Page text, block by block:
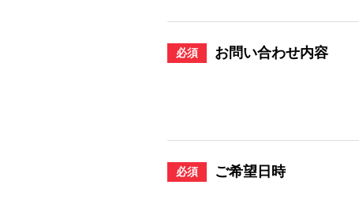
お問い合わせ内容
必須
ご希望日時
必須